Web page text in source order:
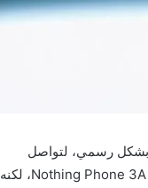
عن هاتفها الأحدث Nothing Phone 3 بشكل رسمي، لتواصل
الشركة البريطانية تميزها في التصميمات الغريبة والتقنيات الفريدة؛ ويأتي الهاتف خلفًا لـ Nothing Phone 3A، لكنه